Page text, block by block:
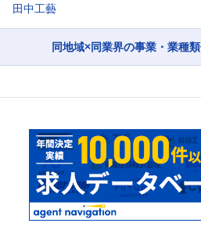
田中工藝
同地域×同業界の事業・業種